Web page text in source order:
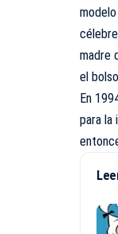
madre
el
En
para la